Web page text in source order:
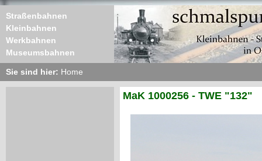
Straßenbahnen
Kleinbahnen
Werkbahnen
Museumsbahnen
Sie sind hier: Home
MaK 1000256 - TWE "132"